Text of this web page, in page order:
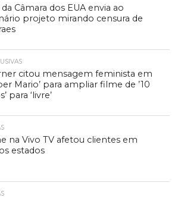
da Câmara dos EUA envia ao
projeto mirando censura de
citou mensagem feminista em
Mario’ para ampliar filme de ’10
para ‘livre’
na Vivo TV afetou clientes em
estados